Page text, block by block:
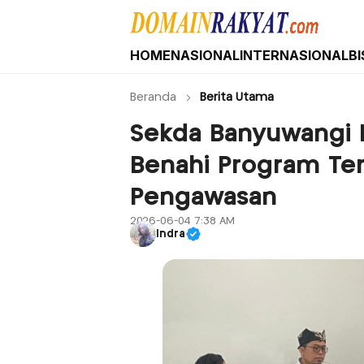
Domain Rakyat
Berita Hari Ini Terkini dan Terbaru
HOMENASIONALINTERNASIONAL
Beranda Berita Utama
Sekda Banyuwangi
Benahi Program
Pengawasan
2026-06-04 7:38 AM
Indra